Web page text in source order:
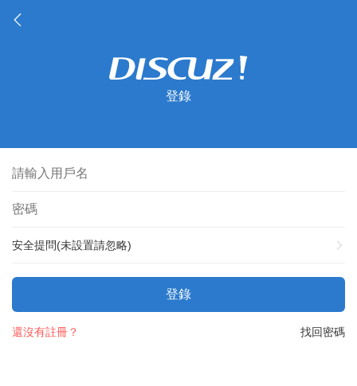
登錄
安全提問(未設置請忽略)
登錄
找回密碼
還沒有註冊？